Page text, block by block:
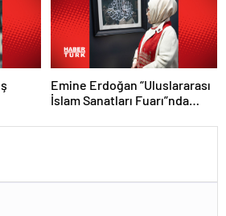
Emine Erdoğan “Uluslararası
İslam Sanatları Fuarı”nda